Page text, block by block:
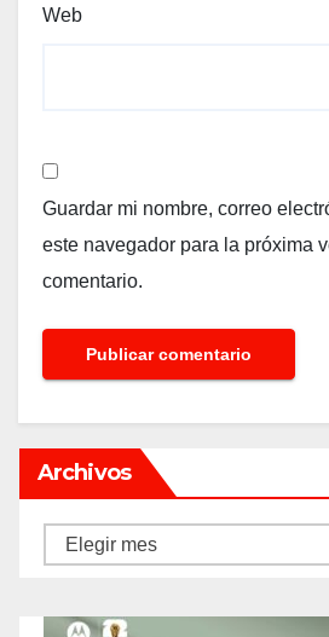
Web
Guardar mi nombre, correo
este navegador para la próxima
comentario.
Archivos
Archivos